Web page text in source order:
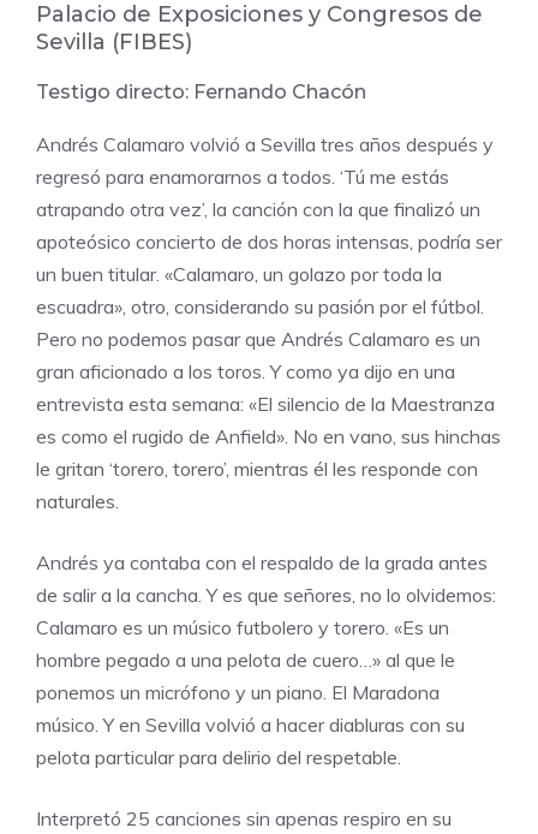
Palacio de Exposiciones y Congresos de
Sevilla (FIBES)
Testigo directo: Fernando Chacón
Andrés Calamaro volvió a Sevilla tres años después y
regresó para enamorarnos a todos. ‘Tú me estás
atrapando otra vez’, la canción con la que finalizó un
apoteósico concierto de dos horas intensas, podría ser
un buen titular. «Calamaro, un golazo por toda la
escuadra», otro, considerando su pasión por el fútbol.
Pero no podemos pasar que Andrés Calamaro es un
gran aficionado a los toros. Y como ya dijo en una
entrevista esta semana: «El silencio de la Maestranza
es como el rugido de Anfield». No en vano, sus hinchas
le gritan ‘torero, torero’, mientras él les responde con
naturales.
Andrés ya contaba con el respaldo de la grada antes
de salir a la cancha. Y es que señores, no lo olvidemos:
Calamaro es un músico futbolero y torero. «Es un
hombre pegado a una pelota de cuero…» al que le
ponemos un micrófono y un piano. El Maradona
músico. Y en Sevilla volvió a hacer diabluras con su
pelota particular para delirio del respetable.
Interpretó 25 canciones sin apenas respiro en su